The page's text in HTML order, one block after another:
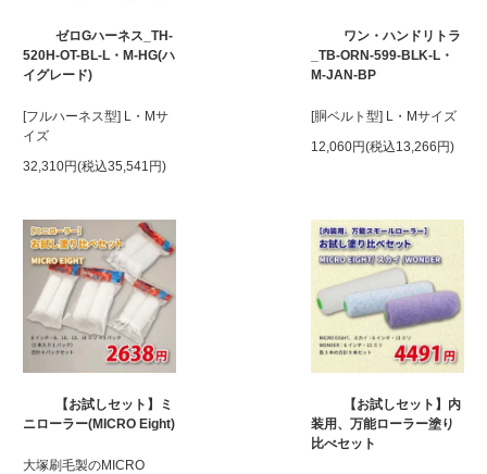
ゼロGハーネス_TH-
520H-OT-BL-L・M-HG(ハ
イグレード)
[フルハーネス型] L・Mサ
イズ
32,310円(税込35,541円)
ワン・ハンドリトラ
_TB-ORN-599-BLK-L・
M-JAN-BP
[胴ベルト型] L・Mサイズ
12,060円(税込13,266円)
【お試しセット】ミ
ニローラー(MICRO Eight)
大塚刷毛製のMICRO
【お試しセット】内
装用、万能ローラー塗り
比べセット